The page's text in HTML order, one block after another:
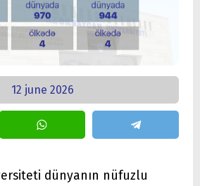
12 june 2026
dünyanın nüfuzlu